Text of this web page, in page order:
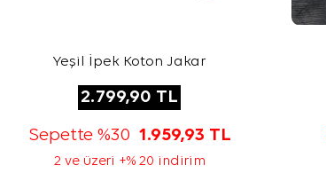
Yeşil İpek Koton Jakar
2.799,90 TL
Sepette %30 1.959,93 TL
2 ve üzeri +% 20 indirim